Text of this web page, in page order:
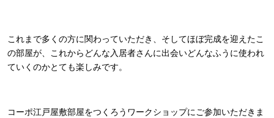
これまで多くの方に関わっていただき、そしてほぼ完成を迎えたこ
の部屋が、これからどんな入居者さんに出会いどんなふうに使われ
ていくのかとても楽しみです。
コーポ江戸屋敷部屋をつくろうワークショップにご参加いただきま